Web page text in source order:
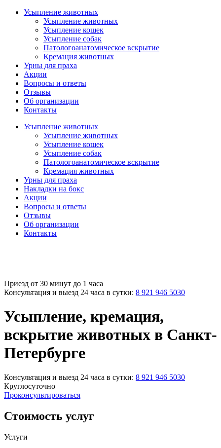
Усыпление животных
Усыпление животных
Усыпление кошек
Усыпление собак
Патологоанатомическое вскрытие
Кремация животных
Урны для праха
Акции
Вопросы и ответы
Отзывы
Об организации
Контакты
Усыпление животных
Усыпление животных
Усыпление кошек
Усыпление собак
Патологоанатомическое вскрытие
Кремация животных
Урны для праха
Накладки на бокс
Акции
Вопросы и ответы
Отзывы
Об организации
Контакты
Приезд от 30 минут до 1 часа
Консультация и выезд 24 часа в сутки: 8 921 946 5030
Усыпление, кремация,
вскрытие животных в Санкт-
Петербурге
Консультация и выезд 24 часа в сутки: 8 921 946 5030
Круглосуточно
Проконсультироваться
Стоимость услуг
Услуги